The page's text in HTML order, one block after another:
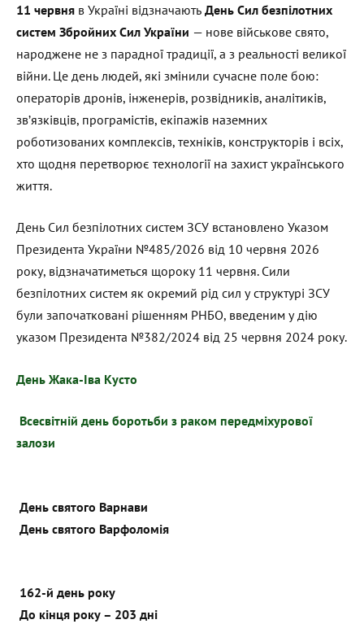
11 червня в Україні відзначають День Сил безпілотних
систем Збройних Сил України — нове військове свято,
народжене не з парадної традиції, а з реальності великої
війни. Це день людей, які змінили сучасне поле бою:
операторів дронів, інженерів, розвідників, аналітиків,
зв’язківців, програмістів, екіпажів наземних
роботизованих комплексів, техніків, конструкторів і всіх,
хто щодня перетворює технології на захист українського
життя.
День Сил безпілотних систем ЗСУ встановлено Указом
Президента України №485/2026 від 10 червня 2026
року, відзначатиметься щороку 11 червня. Сили
безпілотних систем як окремий рід сил у структурі ЗСУ
були започатковані рішенням РНБО, введеним у дію
указом Президента №382/2024 від 25 червня 2024 року.
День Жака-Іва Кусто
Всесвітній день боротьби з раком передміхурової
залози
День святого Варнави
День святого Варфоломія
162-й день року
До кінця року – 203 дні